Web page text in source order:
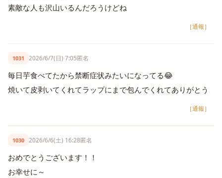
素敵な人も沢山いるんだろうけどね
［通報］
1031 2026/6/7(日) 7:05匿名
毎日芋食べてたから禁断症状みたいになってる😂
焼いて皮剥いてくれてラップにまで包んでくれてありがとう
［通報］
1030 2026/6/6(土) 16:28匿名
おめでとうございます！！
お幸せに～